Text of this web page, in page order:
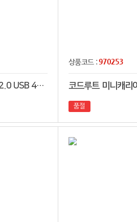
코드루트 제니아 볼펜형 2.0 USB 4GB~128GB
상품코드 :970253
코드루트 미니캐리
품절